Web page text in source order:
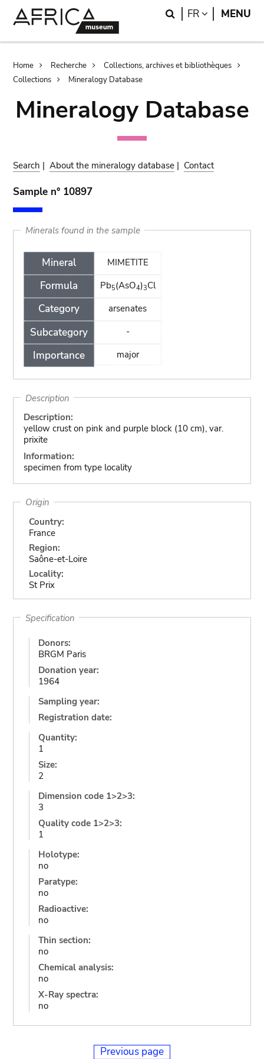
Search
FR LANGUAGE
MENU
Breadcrumb
Home Recherche
Collections, archives et bibliothèques
Collections
Mineralogy Database
Mineralogy Database
Search |About the mineralogy database | Contact
Sample n° 10897
Minerals found in the sample
Mineral
Formula
Category
Subcategory
Importance
MIMETITE
Pb5(AsO4)3Cl
arsenates
-
major
Description
Description:
yellow crust on pink and purple block (10 cm), var.
prixite
Information:
specimen from type locality
Origin
Country:
France
Region:
Saône-et-Loire
Locality:
St Prix
Specification
Donors:
BRGM Paris
Donation year:
1964
Sampling year:
Registration date:
Quantity:
1
Size:
2
Dimension code 1>2>3:
3
Quality code 1>2>3:
1
Holotype:
no
Paratype:
no
Radioactive:
no
Thin section:
no
Chemical analysis:
no
X-Ray spectra:
no
Previous page